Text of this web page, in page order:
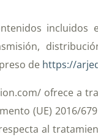
de https://
ofrece a
(UE) 2016/
al